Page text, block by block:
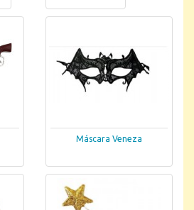
Máscara Veneza